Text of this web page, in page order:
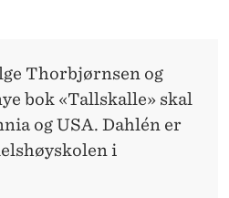
Thorbjørnsen og
bok «Tallskalle» skal
og USA. Dahlén er
i